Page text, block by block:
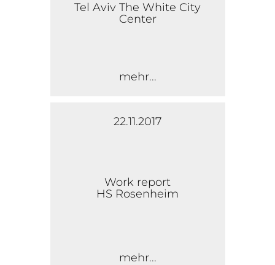
Tel Aviv The White City
Center
mehr...
22.11.2017
Work report
HS Rosenheim
mehr...